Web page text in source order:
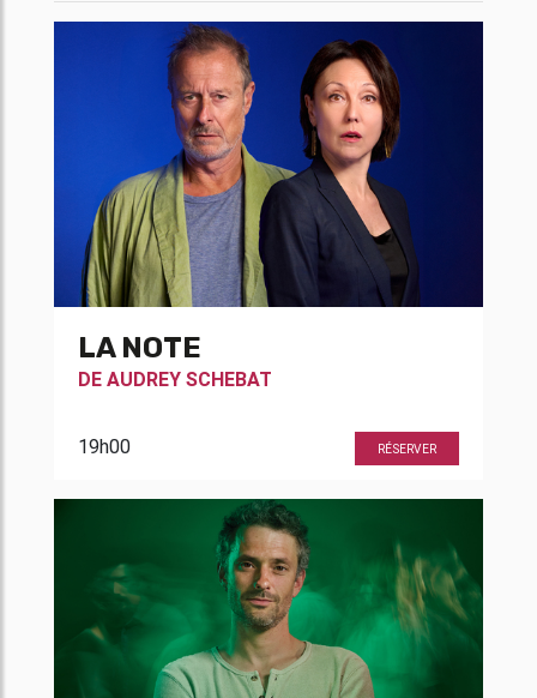
LA NOTE
DE AUDREY SCHEBAT
19h00 RÉSERVER